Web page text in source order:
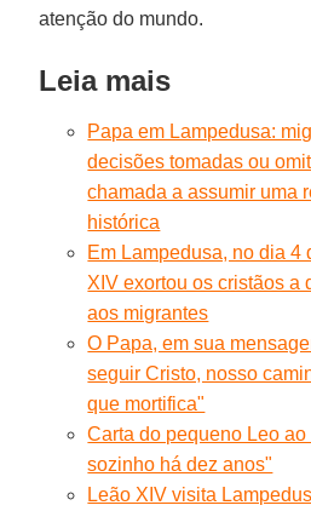
atenção do mundo.
Leia mais
Papa em Lampedusa:
decisões tomadas ou
chamada a assumir uma
histórica
Em Lampedusa, no dia 4
XIV exortou os cristãos a
aos migrantes
O Papa, em sua
seguir Cristo, nosso
que mortifica"
Carta do pequeno Leo
sozinho há dez anos"
Leão XIV visita